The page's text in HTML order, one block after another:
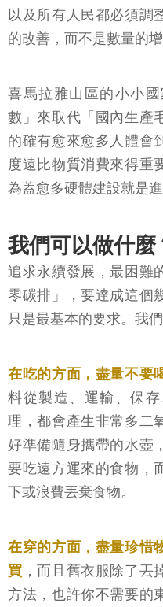
以及所有人民都必須調
的改善，而不是數量的增
喜馬拉雅山區的小小
數」來取代「國內生產
的確有愈來愈多人體會
度遠比物質消費來得重
為蓋愈多硬體建設就是
我們可以做什麼
追求永續發展，最困難
零碳排」，要達成這個
只是最基本的要求。我
在吃的方面，盡量不要
料從製造、運輸、保
理，都會產生非常多二
好準備隨身攜帶的水壺
要吃遠方運來的食物，
下或浪費丟棄食物。
在穿的方面，盡量珍惜
買 ，而且舊衣服除了丟
方法，也許你不需要的